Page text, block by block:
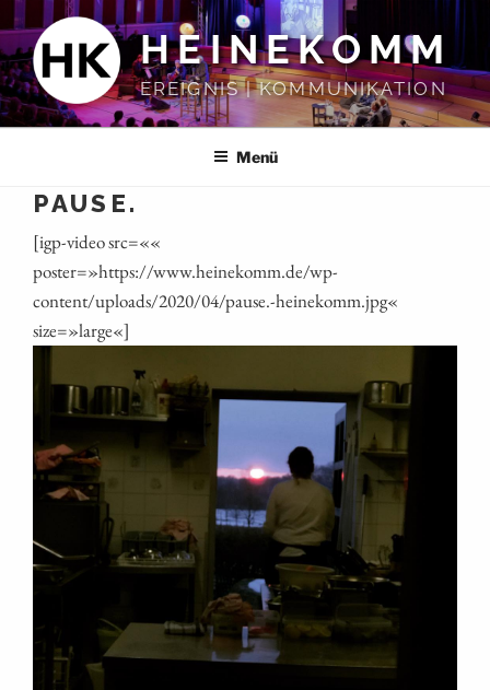
Inhalt
springen
HEINEKOMM
EREIGNIS | KOMMUNIKATION
Menü
PAUSE.
[igp-video src=««
poster=»https://www.heinekomm.de/wp-
content/uploads/2020/04/pause.-heinekomm.jpg«
size=»large«]